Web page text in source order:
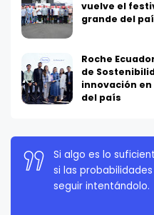
vuelve el
grande del
Roche
de
innovación
del país
Si algo es lo
si las
seguir intentándolo.
La persistencia es
rendirte a menos